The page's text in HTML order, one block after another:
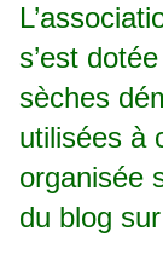
s’est
sèches
utilisées à
organisée
du blog